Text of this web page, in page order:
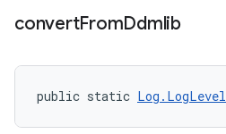
convertFromDdmlib
public static Log.LogLevel